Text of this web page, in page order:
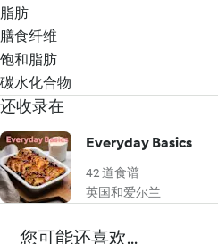
脂肪
膳食纤维
饱和脂肪
碳水化合物
还收录在
Everyday Basics
42 道食谱
英国和爱尔兰
您可能还喜欢...